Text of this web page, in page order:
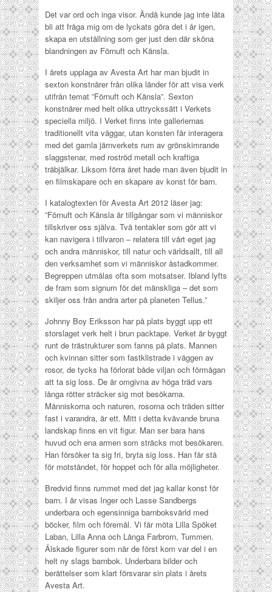
Det var ord och inga visor. Ändå kunde jag inte låta
bli att fråga mig om de lyckats göra det i år igen,
skapa en utställning som ger just den där sköna
blandningen av Förnuft och Känsla.
I årets upplaga av Avesta Art har man bjudit in
sexton konstnärer från olika länder för att visa verk
utifrån temat ”Förnuft och Känsla”. Sexton
konstnärer med helt olika uttryckssätt i Verkets
speciella miljö. I Verket finns inte galleriernas
traditionellt vita väggar, utan konsten får interagera
med det gamla järnverkets rum av grönskimrande
slaggstenar, med roströd metall och kraftiga
träbjälkar. Liksom förra året hade man även bjudit in
en filmskapare och en skapare av konst för barn.
I katalogtexten för Avesta Art 2012 läser jag:
”Förnuft och Känsla är tillgångar som vi människor
tillskriver oss själva. Två tentakler som gör att vi
kan navigera i tillvaron – relatera till vårt eget jag
och andra människor, till natur och världsallt, till all
den verksamhet som vi människor åstadkommer.
Begreppen utmålas ofta som motsatser. Ibland lyfts
de fram som signum för det mänskliga – det som
skiljer oss från andra arter på planeten Tellus.”
Johnny Boy Eriksson har på plats byggt upp ett
storslaget verk helt i brun packtape. Verket är byggt
runt de trästrukturer som fanns på plats. Mannen
och kvinnan sitter som fastklistrade i väggen av
rosor, de tycks ha förlorat både viljan och förmågan
att ta sig loss. De är omgivna av höga träd vars
långa rötter sträcker sig mot besökarna.
Människorna och naturen, rosorna och träden sitter
fast i varandra, är ett. Mitt i detta kvävande bruna
landskap finns en vit figur. Man ser bara hans
huvud och ena armen som sträcks mot besökaren.
Han försöker ta sig fri, bryta sig loss. Han får stå
för motståndet, för hoppet och för alla möjligheter.
Bredvid finns rummet med det jag kallar konst för
barn. I år visas Inger och Lasse Sandbergs
underbara och egensinniga barnboksvärld med
böcker, film och föremål. Vi får möta Lilla Spöket
Laban, Lilla Anna och Långa Farbrorn, Tummen.
Älskade figurer som när de först kom var del i en
helt ny slags barnbok. Underbara bilder och
berättelser som klart försvarar sin plats i årets
Avesta Art.